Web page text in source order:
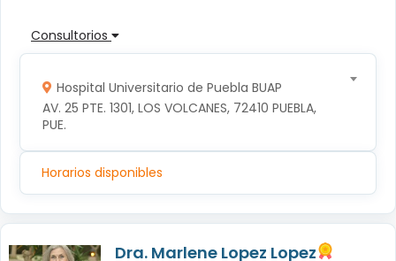
Consultorios
Hospital Universitario de Puebla BUAP
AV. 25 PTE. 1301, LOS VOLCANES, 72410 PUEBLA,
PUE.
Horarios disponibles
Dra. Marlene Lopez Lopez